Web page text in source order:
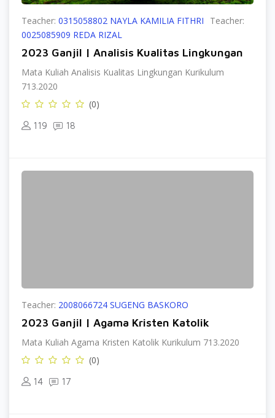
Teacher: 0315058802 NAYLA KAMILIA FITHRI
Teacher:
0025085909 REDA RIZAL
2023 Ganjil | Analisis Kualitas Lingkungan
Mata Kuliah Analisis Kualitas Lingkungan Kurikulum
713.2020
(0)
119 18
Teacher: 2008066724 SUGENG BASKORO
2023 Ganjil | Agama Kristen Katolik
Mata Kuliah Agama Kristen Katolik Kurikulum 713.2020
(0)
14 17